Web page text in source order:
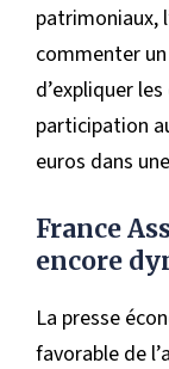
patrimoniaux,
commenter
d’expliquer
participation
euros dans
France
encore
La presse
favorable de